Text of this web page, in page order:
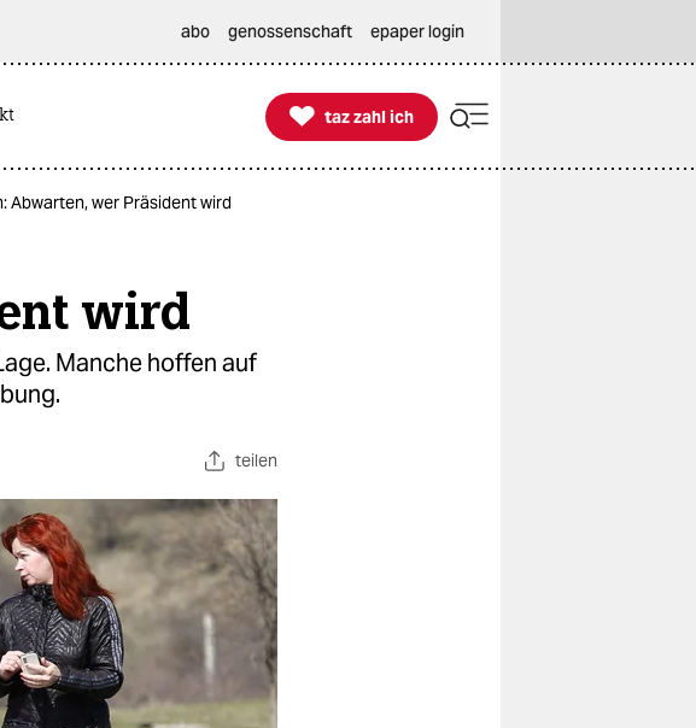
abo genossenschaft epaper login

taz zahl ich
taz zahl ich
Abwarten, wer Präsident wird
wird
Manche hoffen auf
teilen